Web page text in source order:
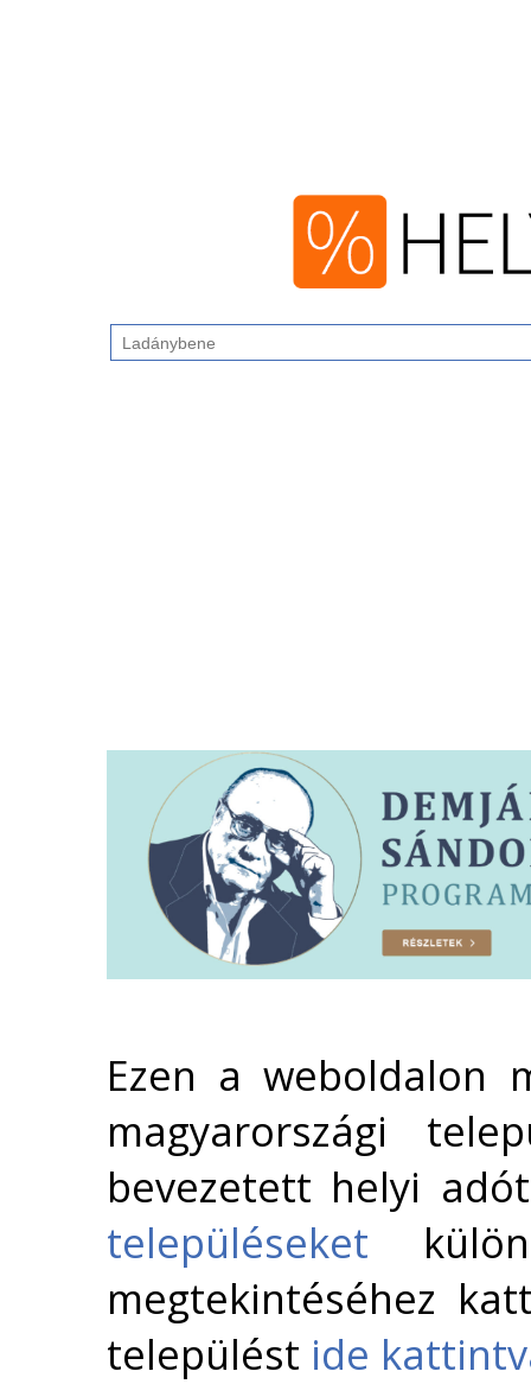
Ezen a weboldalon
magyarországi
bevezetett helyi
településeket
megtekintéséhez
települést ide